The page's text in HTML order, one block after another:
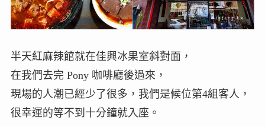
半天紅麻辣館就在佳興冰果室斜對面，
在我們去完 Pony 咖啡廳後過來，
現場的人潮已經少了很多，我們是候位第4組客人，
很幸運的等不到十分鐘就入座。